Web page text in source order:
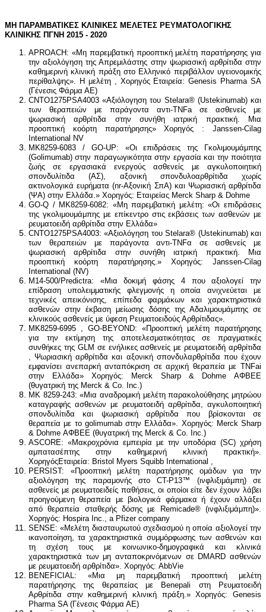
ΜΗ ΠΑΡΑΜΒΑΤΙΚΕΣ ΚΛΙΝΙΚΕΣ ΜΕΛΕΤΕΣ ΡΕΥΜΑΤΟΛΟΓΙΚΗΣ
ΚΛΙΝΙΚΗΣ ΠΓΝΗ 2015 - 2020
APROACH: «Μη παρεμβατική προοπτική μελέτη παρατήρησης για
την αξιολόγηση της Απρεμιλάστης στην ψωριασική αρθρίτιδα στην
καθημερινή κλινική πράξη στο Ελληνικό περιβάλλον υγειονομικής
περίθαλψης». H μελέτη , Χορηγός Εταιρεία: Genesis Pharma SA
(Γένεσις Φάρμα ΑΕ)
CNTO1275PSA4003 «Αξιόλογηση του Stelara® (Ustekinumab) και
των θεραπειών με παράγοντα αντι-TNFa σε ασθενείς με
ψωριασική αρθρίτιδα στην συνήθη ιατρική πρακτική. Μια
προοπτική κοόρτη παρατήρησης» Χορηγός : Janssen-Cilag
International NV
MK8259-6083 / GO-UP: «Οι επιδράσεις της Γκολιμουμάμπης
(Golimumab) στην παραγωγικότητα στην εργασία και την ποιότητα
ζωής σε εργασιακά ενεργούς ασθενείς με αγκυλοποιητική
σπονδυλίτιδα (ΑΣ), αξονική σπονδυλοαρθρίτιδα χωρίς
ακτινολογικά ευρήματα (nr-Αξονική ΣπΑ) και Ψωριασική αρθρίτιδα
(ΨΑ) στην Ελλάδα.» Χορηγός: Εταιρείας Merck Sharp & Dohme
GO-Q / MK8259-6082: «Μη παρεμβατική μελέτη: «Οι επιδράσεις
της γκολιμουμάμπης με επίκεντρο στις εκβάσεις των ασθενών με
ρευματοειδή αρθρίτιδα στην Ελλάδα»
CNTO1275PSA4003: «Αξιολόγηση του Stelara® (Ustekinumab) και
των θεραπειών με παράγοντα αντι-TNFα σε ασθενείς με
ψωριασική αρθρίτιδα στην συνήθη ιατρική πρακτική. Μια
προοπτική κοόρτη παρατήρησης.» Χορηγός: Janssen-Cilag
International (NV)
M14-500/Predictra: «Μια δοκιμή φάσης 4 που αξιολογεί την
επίδραση υπολειμματικής φλεγμονής η οποία ανιχνεύεται με
τεχνικές απεικόνισης, επίπεδα φαρμάκων και χαρακτηριστικά
ασθενών στην έκβαση μείωσης δόσης της Αδαλιμουμάμπης σε
κλινικούς ασθενείς με ύφεση Ρευματοειδούς Αρθρίτιδας».
ΜK8259-6995 , GO-BEYOND: «Προοπτική μελέτη παρατήρησης
για την εκτίμηση της αποτελεσματικότητας σε πραγματικές
συνθήκες της GLM σε ενήλικες ασθενείς με ρευματοειδή αρθρίτιδα
, Ψωριασική αρθρίτιδα και αξονική σπονδυλαρθρίτιδα που έχουν
εμφανίσει ανεπαρκή ανταπόκριση σε αρχική θεραπεία με TNFai
στην Ελλάδα» Χορηγός: Merck Sharp & Dohme ΑΦΒΕΕ
(θυγατρική της Merck & Co. Inc.)
MK 8259-243: «Μια αναδρομική μελέτη παρακολούθησης μητρώου
καταγραφής ασθενών με ρευματοειδή αρθρίτιδα, αγκυλοποιητική
σπονδυλίτιδα και ψωριασική αρθρίτιδα που βρίσκονται σε
θεραπεία με το golimumab στην Ελλάδα». Χορηγός: Merck Sharp
& Dohme ΑΦΒΕΕ (θυγατρική της Merck & Co. Inc.)
ASCORE: «Μακροχρόνια εμπειρία με την υποδόρια (SC) χρήση
αμπατασέπτης στην καθημερινή κλινική πρακτική».
ΧορηγόςΕταιρεία: Bristol Myers Squibb International ,
PERSIST: «Προοπτική μελέτη παρατήρησης ομάδων για την
αξιολόγηση της παραμονής στο CT-P13™ (ινφλιξιμάμπη) σε
ασθενείς με ρευματοειδείς παθήσεις, οι οποίοι είτε δεν έχουν λάβει
προηγούμενη θεραπεία με βιολογικά φάρμακα ή έχουν αλλάξει
από θεραπεία σταθερής δόσης με Remicade® (ινφλιξιμάμπη)».
Χορηγός: Hospira Inc., a Pfizer company
SENSE: «Μελέτη διασταυρωτού σχεδιασμού η οποία αξιολογεί την
ικανοποίηση, τα χαρακτηριστικά συμμόρφωσης των ασθενών και
τη σχέση τους με κοινωνικο-δημογραφικά και κλινικά
χαρακτηριστικά των μη ανταποκρινόμενων σε DMARD ασθενών
με ρευματοειδή αρθρίτιδα». Χορηγός: AbbVie
BENEFICIAL: «Μια μη παρεμβατική προοπτική μελέτη
παρατήρησης της θεραπείας με Benepali στη Ρευματοειδή
Αρθρίτιδα στην καθημερινή κλινική πράξη.» Χορηγός: Genesis
Pharma SA (Γένεσις Φάρμα ΑΕ)